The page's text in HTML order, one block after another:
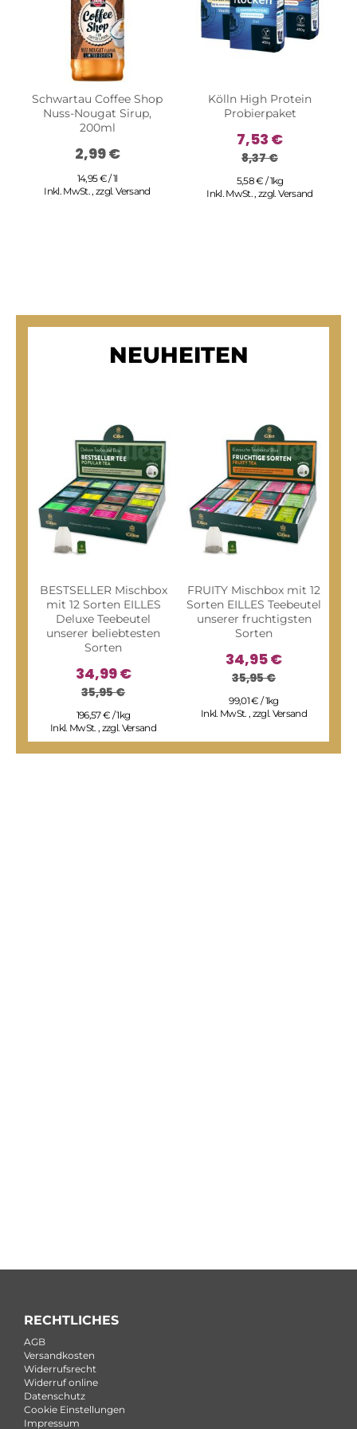
Schwartau Coffee Shop
Nuss-Nougat Sirup,
200ml
2,99 €
14,95 € / 1l
Inkl. MwSt.,zzgl.Versand
Kölln High Protein
Probierpaket
7,53 €
8,37 €
5,58 € / 1kg
Inkl. MwSt.,zzgl.Versand
NEUHEITEN
BESTSELLER Mischbox
mit 12 Sorten EILLES
Deluxe Teebeutel
unserer beliebtesten
Sorten
34,99 €
35,95 €
196,57 € / 1kg
Inkl. MwSt. , zzgl. Versand
FRUITY Mischbox mit 12
Sorten EILLES Teebeutel
unserer fruchtigsten
Sorten
34,95 €
35,95 €
99,01 € / 1kg
Inkl. MwSt. , zzgl. Versand
RECHTLICHES
AGB
Versandkosten
Widerrufsrecht
Widerruf online
Datenschutz
Cookie Einstellungen
Impressum